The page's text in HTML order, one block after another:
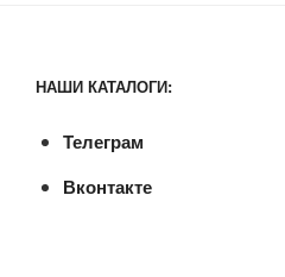
НАШИ КАТАЛОГИ:
Телеграм
Вконтакте